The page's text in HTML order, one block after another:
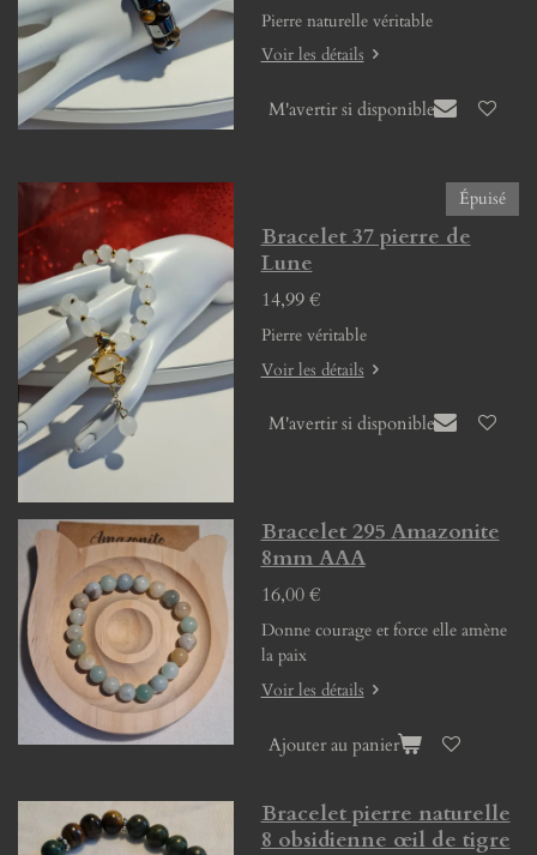
Pierre naturelle véritable
Voir les détails
M'avertir si disponible
Épuisé
Bracelet 37 pierre de
Lune
14,99 €
Pierre véritable
Voir les détails
M'avertir si disponible
Bracelet 295 Amazonite
8mm AAA
16,00 €
Donne courage et force elle amène
la paix
Voir les détails
Ajouter au panier
Bracelet pierre naturelle
8 obsidienne œil de tigre